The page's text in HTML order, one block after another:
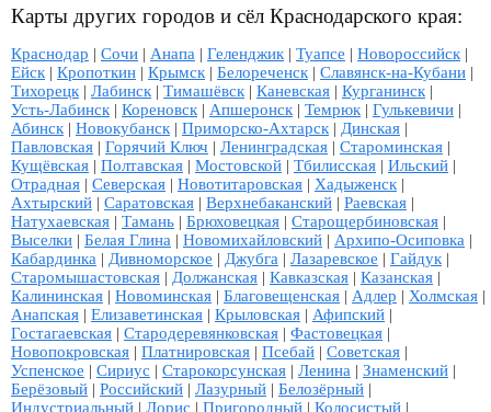
Карты других городов и сёл Краснодарского края:
Краснодар | Сочи | Анапа | Геленджик| Туапсе | Новороссийск|
Ейск| Кропоткин | Крымск| Белореченск| Славянск-на-Кубани |
Тихорецк| Лабинск| Тимашёвск| Каневская | Курганинск|
Усть-Лабинск| Кореновск| Апшеронск| Темрюк| Гулькевичи |
Абинск| Новокубанск| Приморско-Ахтарск| Динская |
Павловская | Горячий Ключ | Ленинградская | Староминская |
Кущёвская | Полтавская | Мостовской | Тбилисская | Ильский |
Отрадная | Северская | Новотитаровская | Хадыженск|
Ахтырский | Саратовская | Верхнебаканский | Раевская |
Натухаевская | Тамань | Брюховецкая | Старощербиновская |
Выселки | Белая Глина | Новомихайловский | Архипо-Осиповка |
Кабардинка | Дивноморское | Джубга | Лазаревское | Гайдук|
Старомышастовская | Должанская | Кавказская | Казанская |
Калининская | Новоминская | Благовещенская | Адлер | Холмская |
Анапская | Елизаветинская | Крыловская | Афипский |
Гостагаевская | Стародеревянковская | Фастовецкая |
Новопокровская | Платнировская | Псебай | Советская |
Успенское | Сириус | Старокорсунская | Ленина | Знаменский |
Берёзовый | Российский | Лазурный | Белозёрный |
Индустриальный | Лорис | Пригородный | Колосистый |